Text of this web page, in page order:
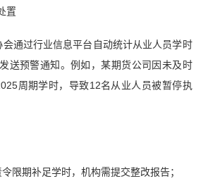
置
通过行业信息平台自动统计从业人员学时
送预警通知。例如，某期货公司因未及时
周期学时，导致12名从业人员被暂停执
令限期补足学时，机构需提交整改报告；